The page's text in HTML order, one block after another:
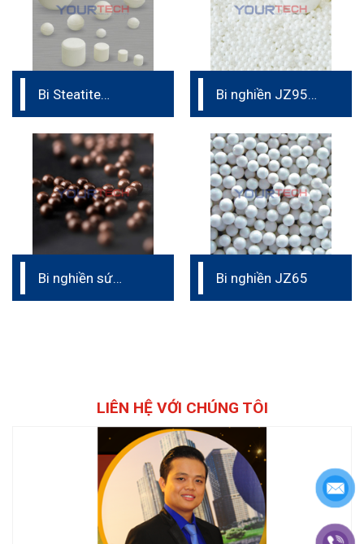
Bi Steatite
Media
Bi nghiền JZ95
Bi nghiền sứ
Bi nghiền JZ65
LIÊN HỆ VỚI CHÚNG TÔI